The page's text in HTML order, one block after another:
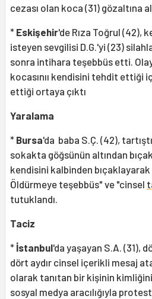
cezası olan koca (31) gözaltına
* Eskişehir'de Rıza Toğrul (42),
isteyen sevgilisi D.G.'yi (23)
sonra intihara teşebbüs etti.
kocasınıı kendisini tehdit ettiği
ettiği ortaya çıktı
Yaralama
* Bursa'da baba S.Ç. (42),
sokakta göğsünün altından
kendisini kalbinden
Öldürmeye teşebbüs" ve "cinsel
tutuklandı.
Taciz
* İstanbul'da yaşayan S.A. (31),
dört aydır cinsel içerikli mesaj
olarak tanıtan bir kişinin
sosyal medya aracılığıyla